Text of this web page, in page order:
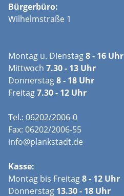
Bürgerbüro:
Wilhelmstraße 1
Montag u. Dienstag8 - 16 Uhr
Mittwoch 7.30 - 13 Uhr
Donnerstag8 - 18 Uhr
Freitag7.30 - 12 Uhr
Tel.: 06202/2006-0
Fax: 06202/2006-55
info@plankstadt.de
Kasse:
Montag bis Freitag8 - 12 Uhr
Donnerstag 13.30 - 18 Uhr